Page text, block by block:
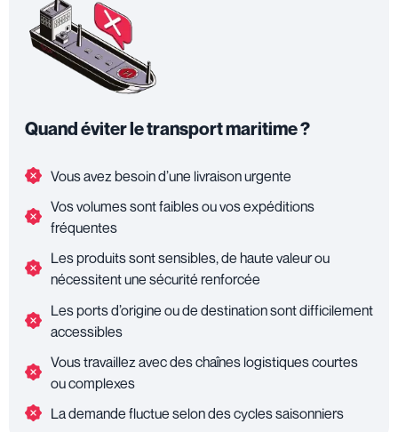
Quand éviter le transport maritime ?
Vous avez besoin d’une livraison urgente
Vos volumes sont faibles ou vos expéditions
fréquentes
Les produits sont sensibles, de haute valeur ou
nécessitent une sécurité renforcée
Les ports d’origine ou de destination sont difficilement
accessibles
Vous travaillez avec des chaînes logistiques courtes
ou complexes
La demande fluctue selon des cycles saisonniers